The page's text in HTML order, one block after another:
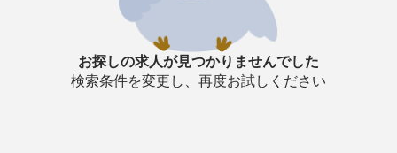
お探しの求人が見つかりませんでした
検索条件を変更し、再度お試しください